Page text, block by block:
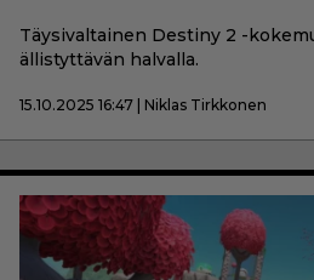
Täysivaltainen Destiny 2 -
ällistyttävän halvalla.
15.10.2025 16:47 | Niklas Tirkkonen